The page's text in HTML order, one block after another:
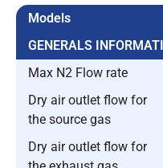
Models
GENERALS
Max N2 Flow rate
Dry air outlet flow for
the source gas
Dry air outlet flow for